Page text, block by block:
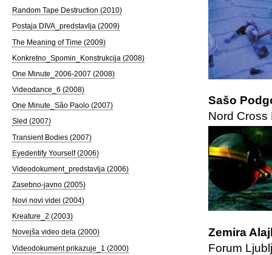
Sašo
Nord Cross
Zemira
Forum
Random Tape Destruction (2010)
Postaja DIVA_predstavlja (2009)
The Meaning of Time (2009)
Konkretno_Spomin_Konstrukcija (2008)
One Minute_2006-2007 (2008)
Videodance_6 (2008)
One Minute_São Paolo (2007)
Sled (2007)
Transient Bodies (2007)
Eyedentify Yourself (2006)
Videodokument_predstavlja (2006)
Zasebno-javno (2005)
Novi novi videi (2004)
Kreature_2 (2003)
Novejša video dela (2000)
Videodokument prikazuje_1 (2000)